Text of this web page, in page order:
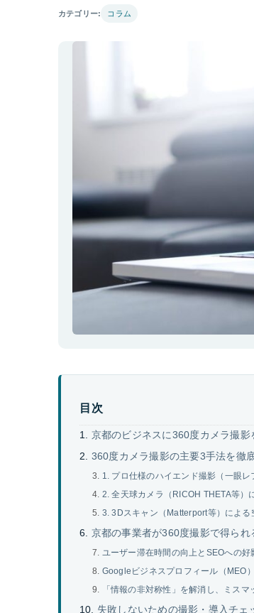
カテゴリー: コラム
目次
京都のビジネスに360度カメラ撮
360度カメラ撮影の主要3手法を徹
1. プロ仕様のハイエンド撮影（一眼レ
2. 全天球カメラ（RICOH THETA等）
3. 3Dスキャン（Matterport等）による
京都の事業者が360度撮影で得られ
ユーザー滞在時間の向上とSEOへの好
Googleビジネスプロフィール（MEO
「情報の非対称性」を解消し、ミスマ
失敗しないための撮影・導入チェ